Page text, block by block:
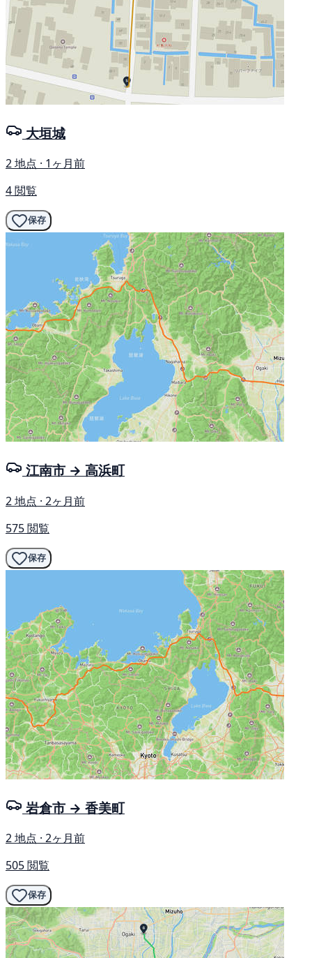
大垣城
2 地点 · 1ヶ月前
4 閲覧
保存
江南市 → 高浜町
2 地点 · 2ヶ月前
575 閲覧
保存
岩倉市 → 香美町
2 地点 · 2ヶ月前
505 閲覧
保存